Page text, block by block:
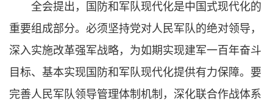
全会提出，国防和军队现代化是中国式现代化的
重要组成部分。必须坚持党对人民军队的绝对领导，
深入实施改革强军战略，为如期实现建军一百年奋斗
目标、基本实现国防和军队现代化提供有力保障。要
完善人民军队领导管理体制机制，深化联合作战体系